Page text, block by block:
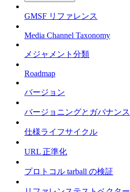
GMSF リファレンス
Media Channel Taxonomy
メジャメント分類
Roadmap
バージョン
バージョニングとガバナンス
仕様ライフサイクル
URL 正準化
プロトコル tarball の検証